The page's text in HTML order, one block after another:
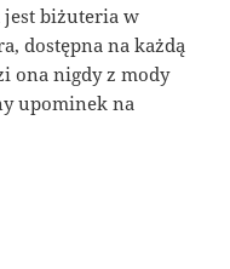
jest biżuteria w
dostępna na każdą
ona nigdy z mody
upominek na